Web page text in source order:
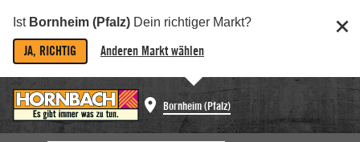
Ist Bornheim (Pfalz) Dein richtiger Markt?
JA, RICHTIG Anderen Markt wählen
Bornheim (Pfalz)